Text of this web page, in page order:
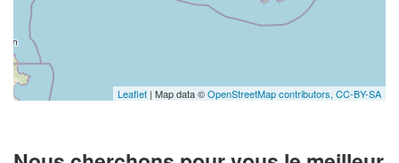
Leaflet | Map data ©OpenStreetMap contributors, CC-BY-SA